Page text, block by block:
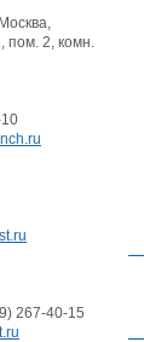
пом. 2, комн.
267-40-15